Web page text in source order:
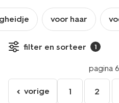
voor haar
filter en sorteer 1
pagina
ga
vorige 1 2